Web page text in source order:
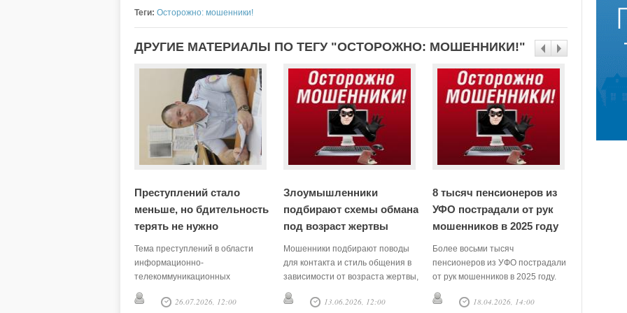
Теги: Осторожно: мошенники!
ДРУГИЕ МАТЕРИАЛЫ ПО ТЕГУ "ОСТОРОЖНО: МОШЕННИКИ!"
Преступлений стало
меньше, но бдительность
терять не нужно
Тема преступлений в области
информационно-
телекоммуникационных
технологий (мошенничества)
последние годы идёт красной
26.07.2026, 12:00
Злоумышленники
подбирают схемы обмана
под возраст жертвы
Мошенники подбирают поводы
для контакта и стиль общения в
зависимости от возраста жертвы,
-- рассказал доцент Финансового
университета при правительстве
13.06.2026, 12:00
8 тысяч пенсионеров из
УФО пострадали от рук
мошенников в 2025 году
Более восьми тысяч
пенсионеров из УФО пострадали
от рук мошенников в 2025 году.
Злоумышленники обманным
путём украли у жителей УФО
18.04.2026, 14:00